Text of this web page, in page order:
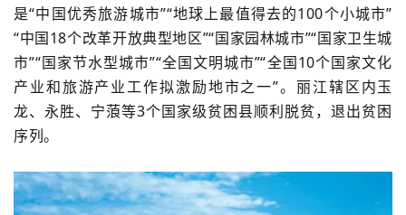
是“中国优秀旅游城市”“地球上最值得去的100个小城市”
“中国18个改革开放典型地区”“国家园林城市”“国家卫生城
市”“国家节水型城市”“全国文明城市”“全国10个国家文化
产业和旅游产业工作拟激励地市之一”。丽江辖区内玉
龙、永胜、宁蒗等3个国家级贫困县顺利脱贫，退出贫困
序列。